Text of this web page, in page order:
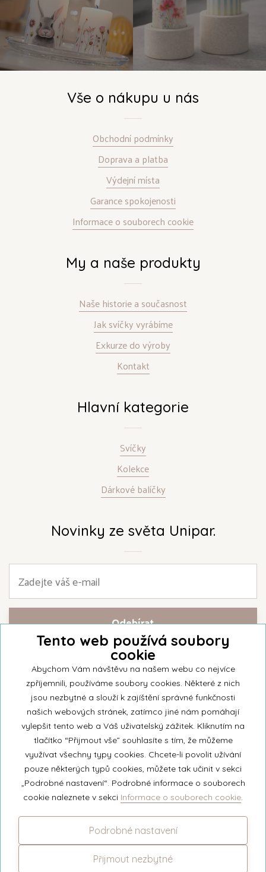
Vše o nákupu u nás
Obchodní podmínky
Doprava a platba
Výdejní místa
Garance spokojenosti
Informace o souborech cookie
My a naše produkty
Naše historie a současnost
Jak svíčky vyrábíme
Exkurze do výroby
Kontakt
Hlavní kategorie
Svíčky
Kolekce
Dárkové balíčky
Novinky ze světa Unipar.
Přihlašte se k našemu newsletteru a buďte jako první informováni o
nejnovějších kolekcích svíček a aktualitách z rodinné firmy Unipar.
© 2026 Unipar
+420 571 651 531
eshop@unipar.cz
Facebook
Instagram
Tento web používá soubory
cookie
Abychom Vám návštěvu na našem webu co nejvíce
zpříjemnili, používáme soubory cookies. Některé z nich
jsou nezbytné a slouží k zajíštění správné funkčnosti
našich webových stránek, zatímco jiné nám pomáhají
vylepšit tento web a Váš uživatelský zážitek. Kliknutím na
tlačítko “Přijmout vše” souhlasíte s tím, že můžeme
využívat všechny typy cookies. Chcete-li povolit užívání
pouze některých typů cookies, můžete tak učinit v sekci
„Podrobné nastavení“. Podrobné informace o souborech
cookie naleznete v sekci Informace o souborech cookie.
Podrobné nastavení
Přijmout nezbytné